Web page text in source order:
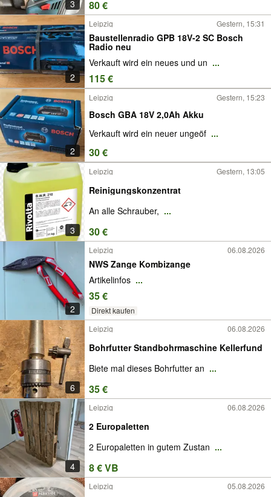
3 80 €
2
Leipzig Gestern, 15:31
Baustellenradio GPB 18V-2 SC Bosch
Radio neu
Verkauft wird ein neues und un ...
115 €
2
Leipzig Gestern, 15:23
Bosch GBA 18V 2,0Ah Akku
Verkauft wird ein neuer ungeöf ...
30 €
3
Leipzig Gestern, 13:05
Reinigungskonzentrat
An alle Schrauber, ...
30 €
2
Leipzig 06.08.2026
NWS Zange Kombizange
Artikelinfos ...
35 €
Direkt kaufen
6
Leipzig 06.08.2026
Bohrfutter Standbohrmaschine Kellerfund
Biete mal dieses Bohrfutter an ...
35 €
4
Leipzig 06.08.2026
2 Europaletten
2 Europaletten in gutem Zustan ...
8 € VB
Leipzig 05.08.2026